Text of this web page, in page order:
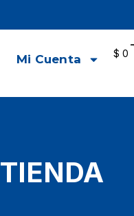
Mi Cuenta $ 0
TIENDA